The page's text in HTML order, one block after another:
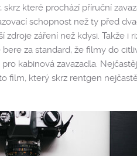
které prochází příruční
schopnost než ty před
záření než kdysi. Takže i
za standard, že filmy do
kabinová zavazadla.
film, který skrz rentgen